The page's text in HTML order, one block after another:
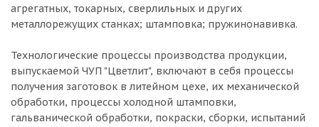
агрегатных, токарных, сверлильных и других
металлорежущих станках; штамповка; пружинонавивка.
Технологические процессы производства продукции,
выпускаемой ЧУП "Цветлит", включают в себя процессы
получения заготовок в литейном цехе, их механической
обработки, процессы холодной штамповки,
гальванической обработки, покраски, сборки, испытаний